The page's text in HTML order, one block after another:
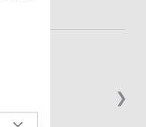
❯